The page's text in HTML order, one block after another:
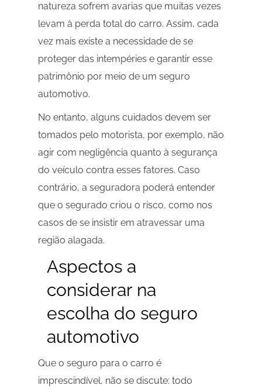
natureza sofrem avarias que muitas vezes
levam à perda total do carro. Assim, cada
vez mais existe a necessidade de se
proteger das intempéries e garantir esse
patrimônio por meio de um seguro
automotivo.
No entanto, alguns cuidados devem ser
tomados pelo motorista, por exemplo, não
agir com negligência quanto à segurança
do veículo contra esses fatores. Caso
contrário, a seguradora poderá entender
que o segurado criou o risco, como nos
casos de se insistir em atravessar uma
região alagada.
Aspectos a
considerar na
escolha do seguro
automotivo
Que o seguro para o carro é
imprescindível, não se discute: todo